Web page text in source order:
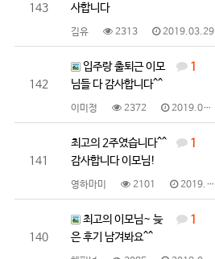
143
사합니다
김유 2313 2019.03.29
142
1
입주랑 출퇴근 이모
님들 다 감사합니다^^
이미정 2372 2019.03.29
141
1
최고의 2주였습니다^^
감사합니다 이모님!
영하마미 2101 2019.03.27
140
1
최고의 이모님~ 늦
은 후기 남겨봐요^^